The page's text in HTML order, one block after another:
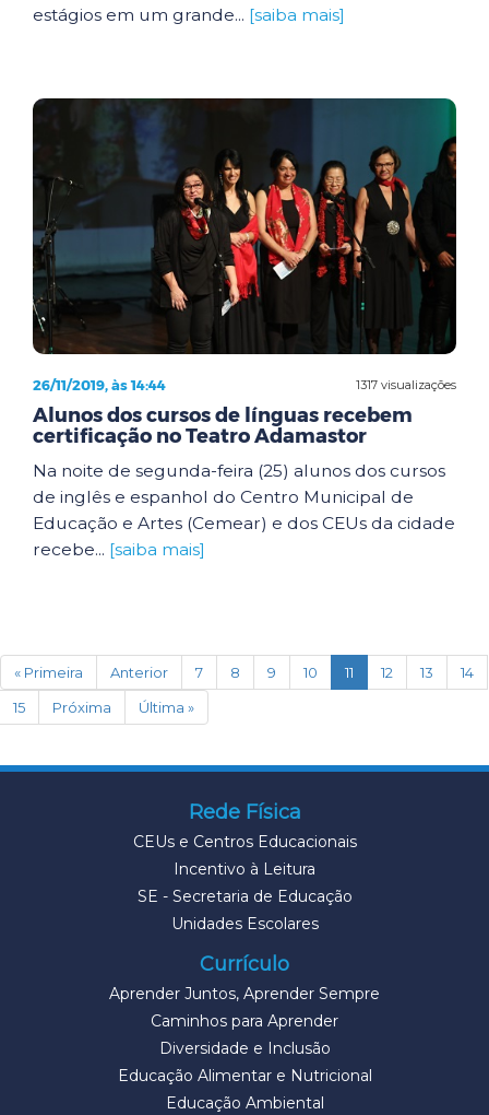
estágios em um grande... [saiba mais]
1317 visualizações
26/11/2019, às 14:44
Alunos dos cursos de línguas recebem
certificação no Teatro Adamastor
Na noite de segunda-feira (25) alunos dos cursos
de inglês e espanhol do Centro Municipal de
Educação e Artes (Cemear) e dos CEUs da cidade
recebe... [saiba mais]
« Primeira Anterior 7 8 9 10 11 (current)
12 13
14
15
Próxima Última »
Rede Física
CEUs e Centros Educacionais
Incentivo à Leitura
SE - Secretaria de Educação
Unidades Escolares
Currículo
Aprender Juntos, Aprender Sempre
Caminhos para Aprender
Diversidade e Inclusão
Educação Alimentar e Nutricional
Educação Ambiental